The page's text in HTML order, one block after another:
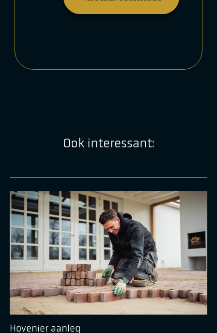
Ook interessant:
Hovenier aanleg